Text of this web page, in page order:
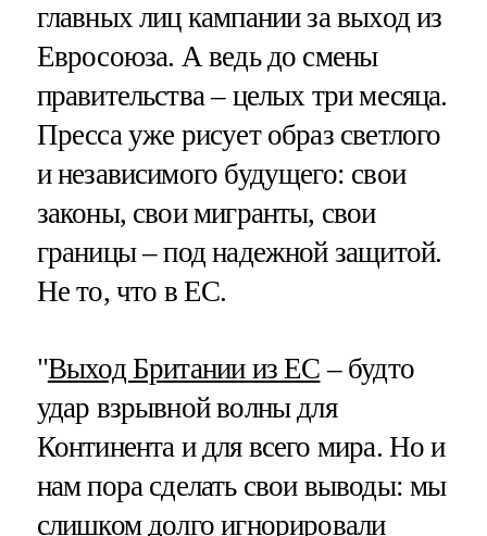
главных лиц кампании за выход из
Евросоюза. А ведь до смены
правительства – целых три месяца.
Пресса уже рисует образ светлого
и независимого будущего: свои
законы, свои мигранты, свои
границы – под надежной защитой.
Не то, что в ЕС.
"Выход Британии из ЕС – будто
удар взрывной волны для
Континента и для всего мира. Но и
нам пора сделать свои выводы: мы
слишком долго игнорировали